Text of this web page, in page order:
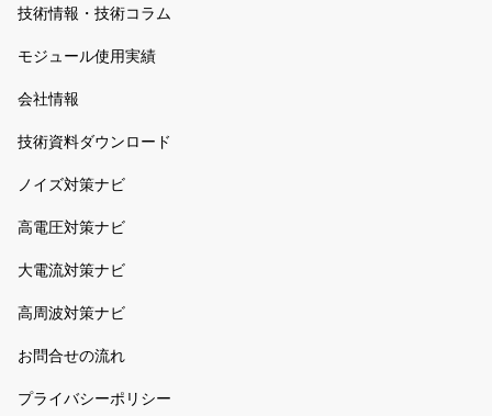
技術情報・技術コラム
モジュール使用実績
会社情報
技術資料ダウンロード
ノイズ対策ナビ
高電圧対策ナビ
大電流対策ナビ
高周波対策ナビ
お問合せの流れ
プライバシーポリシー